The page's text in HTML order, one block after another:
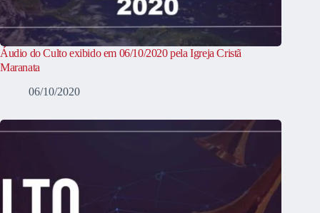
Áudio do Culto exibido em 06/10/2020 pela Igreja Cristã
Maranata
06/10/2020